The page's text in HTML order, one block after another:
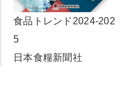
食品トレンド2024-202
5
日本食糧新聞社